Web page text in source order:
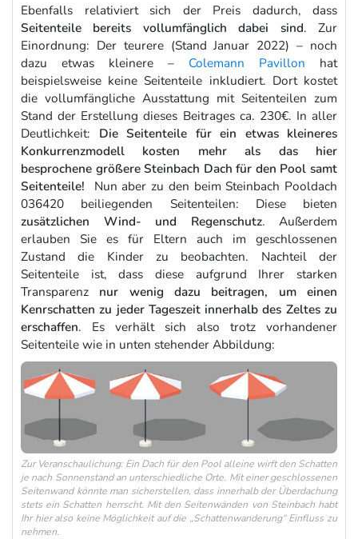
Ebenfalls relativiert sich der Preis dadurch, dass
Seitenteile bereits vollumfänglich dabei sind. Zur
Einordnung: Der teurere (Stand Januar 2022) – noch
dazu etwas kleinere – Colemann Pavillon hat
beispielsweise keine Seitenteile inkludiert. Dort kostet
die vollumfängliche Ausstattung mit Seitenteilen zum
Stand der Erstellung dieses Beitrages ca. 230€. In aller
Deutlichkeit: Die Seitenteile für ein etwas kleineres
Konkurrenzmodell kosten mehr als das hier
besprochene größere Steinbach Dach für den Pool samt
Seitenteile! Nun aber zu den beim Steinbach Pooldach
036420 beiliegenden Seitenteilen: Diese bieten
zusätzlichen Wind- und Regenschutz. Außerdem
erlauben Sie es für Eltern auch im geschlossenen
Zustand die Kinder zu beobachten. Nachteil der
Seitenteile ist, dass diese aufgrund Ihrer starken
Transparenz nur wenig dazu beitragen, um einen
Kenrschatten zu jeder Tageszeit innerhalb des Zeltes zu
erschaffen. Es verhält sich also trotz vorhandener
Seitenteile wie in unten stehender Abbildung:
Zur Veranschaulichung: Ein Dach für den Pool alleine wirft den Schatten
je nach Sonnenstand an unterschiedliche Orte. Mit einer geschlossenen
Seitenwand könnte man sicherstellen, dass innerhalb der Überdachung
stets ein Schatten herrscht. Mit den Seitenwänden von Steinbach habt
Ihr hier also keine Möglichkeit auf die „Schattenwanderung“ Einfluss zu
nehmen.